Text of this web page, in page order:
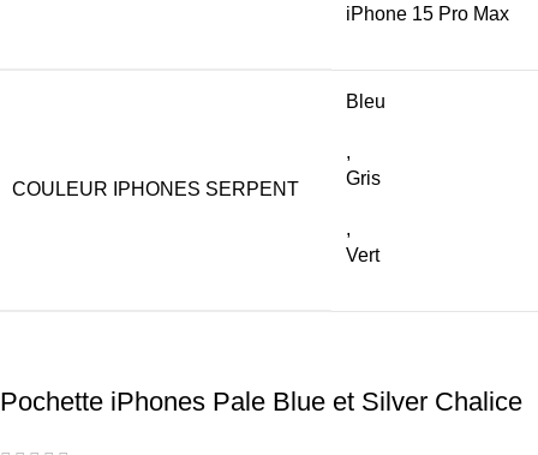
iPhone 15 Pro Max
COULEUR IPHONES SERPENT
Bleu
,
Gris
,
Vert
Pochette iPhones Pale Blue et Silver Chalice